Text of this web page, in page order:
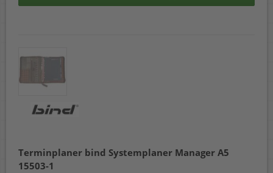
Terminplaner bind Systemplaner Manager A5
15503-1